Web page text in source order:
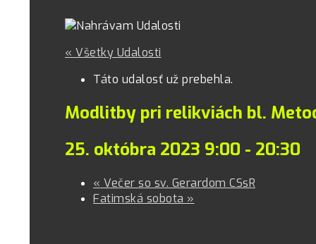
« Všetky Udalosti
Táto udalosť už prebehla.
Modlitby pri relikviách bl.
25. októbra 2023 9:00 - 20:30
« Večer so sv. Gerardom CSsR
Fatimská sobota »